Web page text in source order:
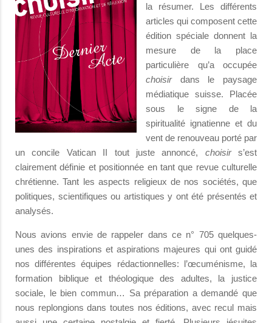
la résumer. Les différents
articles qui composent cette
édition spéciale donnent la
mesure de la place
particulière qu’a occupée
choisirdans le paysage
médiatique suisse. Placée
sous le signe de la
spiritualité ignatienne et du
vent de renouveau porté par
un concile Vatican II tout juste annoncé, choisirs’est
clairement définie et positionnée en tant que revue culturelle
chrétienne. Tant les aspects religieux de nos sociétés, que
politiques, scientifiques ou artistiques y ont été présentés et
analysés.
Nous avions envie de rappeler dans ce n° 705 quelques-
unes des inspirations et aspirations majeures qui ont guidé
nos différentes équipes rédactionnelles: l’œcuménisme, la
formation biblique et théologique des adultes, la justice
sociale, le bien commun… Sa préparation a demandé que
nous replongions dans toutes nos éditions, avec recul mais